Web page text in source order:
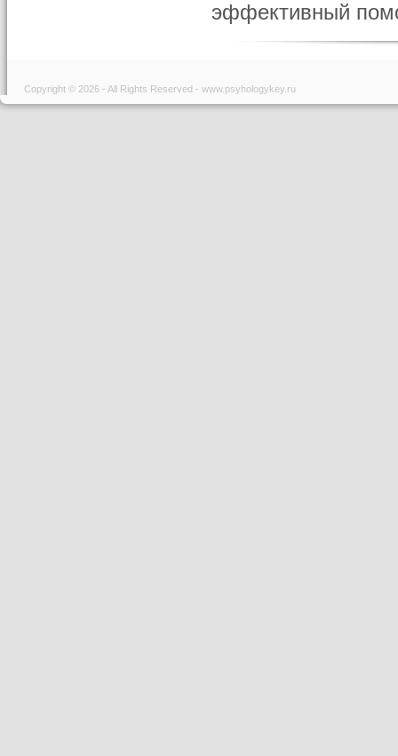
эффективный
Copyright © 2026 - All Rights Reserved - www.psyhologykey.ru